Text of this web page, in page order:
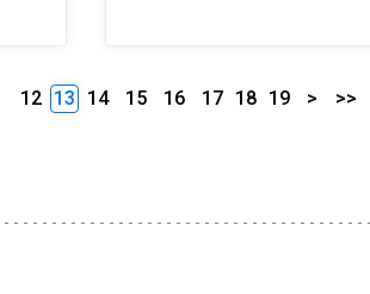
12 13 14 15 16 17 18 19 > >>